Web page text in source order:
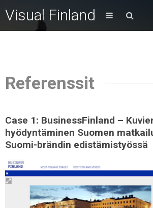
Visual Finland
Referenssit
Case 1: BusinessFinland –
hyödyntäminen Suomen
Suomi-brändin edistämistyössä